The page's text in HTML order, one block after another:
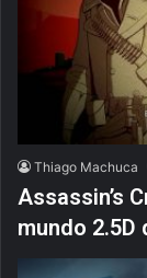
Thiago Machuca
Assassin’s
mundo